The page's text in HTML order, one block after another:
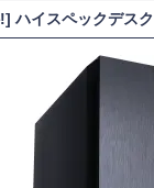
ハイスペックデス